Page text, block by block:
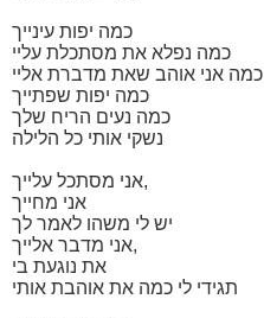
כמה יפות עינייך
כמה נפלא את מסתכלת עליי
כמה אני אוהב שאת מדברת אליי
כמה יפות שפתייך
כמה נעים הריח שלך
נשקי אותי כל הלילה
אני מסתכל עלייך,
אני מחייך
יש לי משהו לאמר לך
אני מדבר אלייך,
את נוגעת בי
תגידי לי כמה את אוהבת אותי